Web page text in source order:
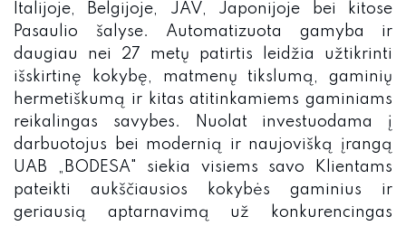
Italijoje, Belgijoje, JAV, Japonijoje bei kitose
Pasaulio šalyse. Automatizuota gamyba ir
daugiau nei 27 metų patirtis leidžia užtikrinti
išskirtinę kokybę, matmenų tikslumą, gaminių
hermetiškumą ir kitas atitinkamiems gaminiams
reikalingas savybes. Nuolat investuodama į
darbuotojus bei modernią ir naujovišką įrangą
UAB „BODESA" siekia visiems savo Klientams
pateikti aukščiausios kokybės gaminius ir
geriausią aptarnavimą už konkurencingas